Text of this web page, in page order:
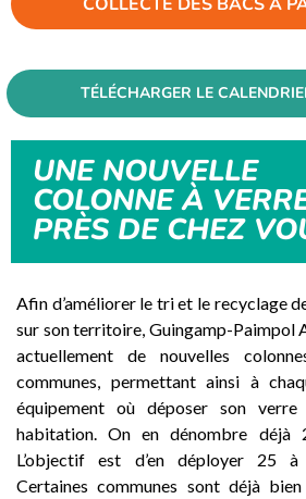
TÉLÉCHARGER LE
UNE NOUVELLE
COLONNE À
PRÈS DE CHEZ
Afin d’améliorer le tri et le recyclage
sur son territoire, Guingamp-Paimpol
actuellement de nouvelles
communes, permettant ainsi à
équipement où déposer son
habitation. On en dénombre
L’objectif est d’en déployer 25 à
Certaines communes sont déjà